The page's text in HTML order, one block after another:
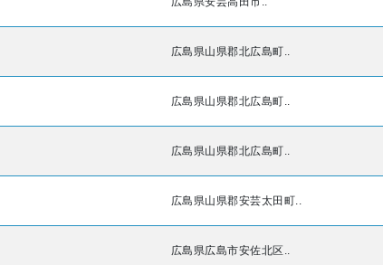
広島県山県郡北広島町..
広島県山県郡北広島町..
広島県山県郡北広島町..
広島県山県郡安芸太田町..
広島県広島市安佐北区..